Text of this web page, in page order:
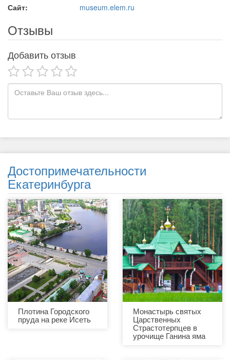
Сайт:
museum.elem.ru
Отзывы
Добавить отзыв
Достопримечательности
Екатеринбурга
Плотина Городского
пруда на реке Исеть
Монастырь святых
Царственных
Страстотерпцев в
урочище Ганина яма